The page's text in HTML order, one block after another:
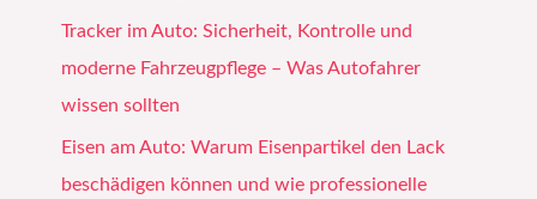
Tracker im Auto: Sicherheit, Kontrolle und
moderne Fahrzeugpflege – Was Autofahrer
wissen sollten
Eisen am Auto: Warum Eisenpartikel den Lack
beschädigen können und wie professionelle